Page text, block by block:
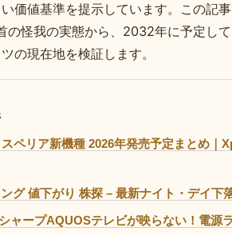
価値基準を提示しています。この記
の怪我の実態から、2032年に予定し
の現在地を検証します。
スペリア新機種 2026年発売予定まとめ｜
グ 値下がり 株探 – 最新ナイト・デイ下
シャープAQUOSテレビが映らない！電源